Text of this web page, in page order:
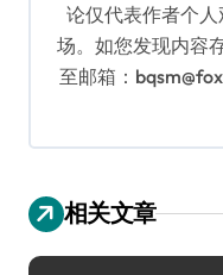
论仅代表作者个
场。如您发现内容
至邮箱：
相关文章